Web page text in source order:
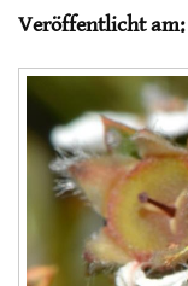
Veröffentlicht am: